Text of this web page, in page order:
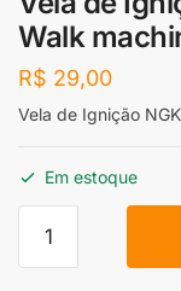
Walk
R$ 29,00
Vela de Ignição
Em estoque